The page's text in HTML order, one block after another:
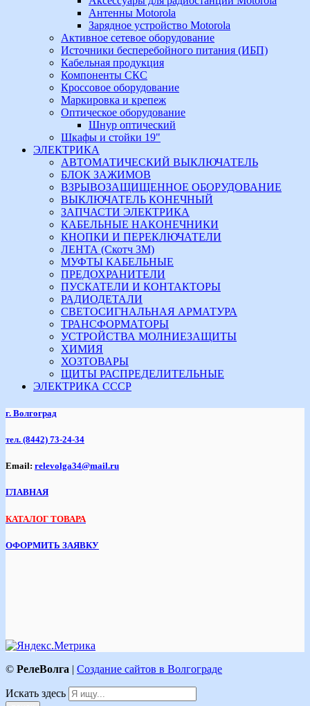
Антенны Motorola
Зарядное устройство Motorola
Активное сетевое оборудование
Источники бесперебойного питания (ИБП)
Кабельная продукция
Компоненты СКС
Кроссовое оборудование
Маркировка и крепеж
Оптическое оборудование
Шнур оптический
Шкафы и стойки 19"
ЭЛЕКТРИКА
АВТОМАТИЧЕСКИЙ ВЫКЛЮЧАТЕЛЬ
БЛОК ЗАЖИМОВ
ВЗРЫВОЗАЩИЩЕННОЕ ОБОРУДОВАНИЕ
ВЫКЛЮЧАТЕЛЬ КОНЕЧНЫЙ
ЗАПЧАСТИ ЭЛЕКТРИКА
КАБЕЛЬНЫЕ НАКОНЕЧНИКИ
КНОПКИ И ПЕРЕКЛЮЧАТЕЛИ
ЛЕНТА (Скотч 3М)
МУФТЫ КАБЕЛЬНЫЕ
ПРЕДОХРАНИТЕЛИ
ПУСКАТЕЛИ И КОНТАКТОРЫ
РАДИОДЕТАЛИ
СВЕТОСИГНАЛЬНАЯ АРМАТУРА
ТРАНСФОРМАТОРЫ
УСТРОЙСТВА МОЛНИЕЗАЩИТЫ
ХИМИЯ
ХОЗТОВАРЫ
ЩИТЫ РАСПРЕДЕЛИТЕЛЬНЫЕ
ЭЛЕКТРИКА СССР
г. Волгоград
тел. (8442) 73-24-34
Email: relevolga34@mail.ru
ГЛАВНАЯ
КАТАЛОГ ТОВАРА
ОФОРМИТЬ ЗАЯВКУ
© РелеВолга | Создание сайтов в Волгограде
Искать здесь